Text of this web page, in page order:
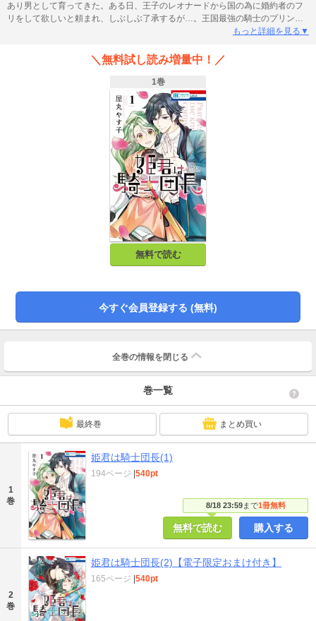
あり男として育ってきた。ある日、王子のレオナードから国の為に婚約者のフ
リをして欲しいと頼まれ、しぶしぶ了承するが…。王国最強の騎士のプリンセ
もっと詳細を見る▼
＼無料試し読み増量中！／
1巻
無料で読む
今すぐ会員登録する (無料)
全巻の情報を 閉じる
巻一覧
最終巻 まとめ買い
1
巻
姫君は騎士団長(1)
8/18 23:59まで1冊無料
194ページ |540pt
無料で読む 購入する
2
巻
姫君は騎士団長(2)【電子限定おまけ付き】
165ページ |540pt